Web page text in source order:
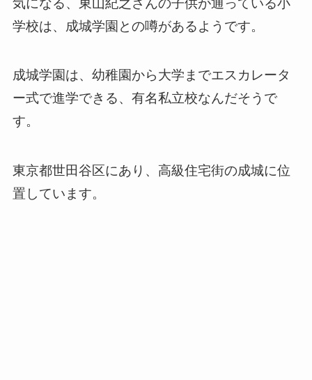
学校は、成城学園との噂があるようです。
成城学園は、幼稚園から大学までエスカレータ
ー式で進学できる、有名私立校なんだそうで
す。
東京都世田谷区にあり、高級住宅街の成城に位
置しています。